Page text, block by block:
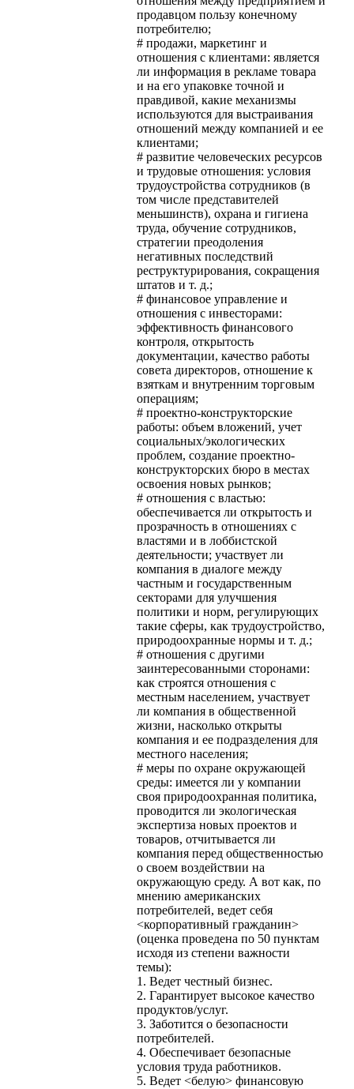
продавцом пользу конечному
потребителю;
# продажи, маркетинг и
отношения с клиентами: является
ли информация в рекламе товара
и на его упаковке точной и
правдивой, какие механизмы
используются для выстраивания
отношений между компанией и ее
клиентами;
# развитие человеческих ресурсов
и трудовые отношения: условия
трудоустройства сотрудников (в
том числе представителей
меньшинств), охрана и гигиена
труда, обучение сотрудников,
стратегии преодоления
негативных последствий
реструктурирования, сокращения
штатов и т. д.;
# финансовое управление и
отношения с инвесторами:
эффективность финансового
контроля, открытость
документации, качество работы
совета директоров, отношение к
взяткам и внутренним торговым
операциям;
# проектно-конструкторские
работы: объем вложений, учет
социальных/экологических
проблем, создание проектно-
конструкторских бюро в местах
освоения новых рынков;
# отношения с властью:
обеспечивается ли открытость и
прозрачность в отношениях с
властями и в лоббистской
деятельности; участвует ли
компания в диалоге между
частным и государственным
секторами для улучшения
политики и норм, регулирующих
такие сферы, как трудоустройство,
природоохранные нормы и т. д.;
# отношения с другими
заинтересованными сторонами:
как строятся отношения с
местным населением, участвует
ли компания в общественной
жизни, насколько открыты
компания и ее подразделения для
местного населения;
# меры по охране окружающей
среды: имеется ли у компании
своя природоохранная политика,
проводится ли экологическая
экспертиза новых проектов и
товаров, отчитывается ли
компания перед общественностью
о своем воздействии на
окружающую среду. А вот как, по
мнению американских
потребителей, ведет себя
<корпоративный гражданин>
(оценка проведена по 50 пунктам
исходя из степени важности
темы):
1. Ведет честный бизнес.
2. Гарантирует высокое качество
продуктов/услуг.
3. Заботится о безопасности
потребителей.
4. Обеспечивает безопасные
условия труда работников.
5. Ведет <белую> финансовую